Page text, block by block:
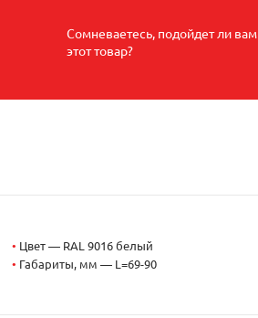
Сомневаетесь, подойдет ли вам
этот товар?
• Цвет — RAL 9016 белый
• Габариты, мм — L=69-90